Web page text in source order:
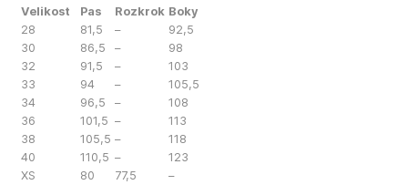
Velikost Pas Rozkrok Boky
28
81,5 –
92,5
30
86,5 –
98
32
91,5 –
103
33
94 –
105,5
34
96,5 –
108
36
101,5 –
113
38
105,5 –
118
40
110,5 –
123
XS
80 77,5
–